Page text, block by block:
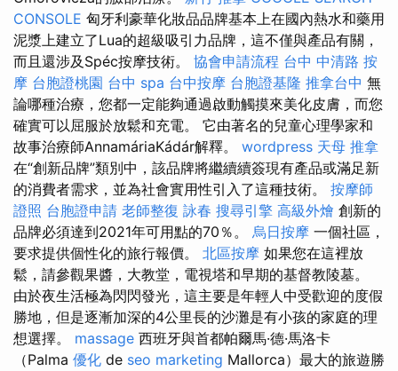
CONSOLE 匈牙利豪華化妝品品牌基本上在國內熱水和藥用
泥漿上建立了Lua的超級吸引力品牌，這不僅與產品有關，
而且還涉及Spéc按摩技術。 協會申請流程 台中 中清路 按
摩 台胞證桃園 台中 spa 台中按摩 台胞證基隆 推拿台中 無
論哪種治療，您都一定能夠通過啟動觸摸來美化皮膚，而您
確實可以屈服於放鬆和充電。 它由著名的兒童心理學家和
故事治療師AnnamáriaKádár解釋。 wordpress 天母 推拿
在“創新品牌”類別中，該品牌將繼續續簽現有產品或滿足新
的消費者需求，並為社會實用性引入了這種技術。 按摩師
證照 台胞證申請 老師整復 詠春 搜尋引擎 高級外燴 創新的
品牌必須達到2021年可用點的70％。 烏日按摩 一個社區，
要求提供個性化的旅行報價。 北區按摩 如果您在這裡放
鬆，請參觀果醬，大教堂，電視塔和早期的基督教陵墓。
由於夜生活極為閃閃發光，這主要是年輕人中受歡迎的度假
勝地，但是逐漸加深的4公里長的沙灘是有小孩的家庭的理
想選擇。 massage 西班牙與首都帕爾馬·德·馬洛卡
（Palma 優化 de seo marketing Mallorca）最大的旅遊勝